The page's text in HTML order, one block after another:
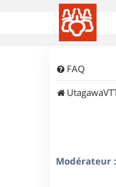
FAQ
Modérateur :